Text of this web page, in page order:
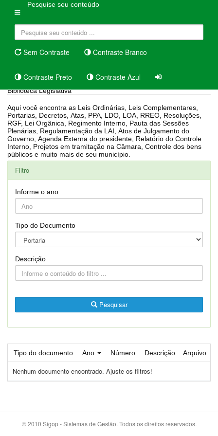
Pesquise seu conteúdo
Sem Contraste Contraste Branco
Contraste Preto Contraste Azul
Biblioteca Legislativa
Aqui você encontra as Leis Ordinárias, Leis Complementares,
Portarias, Decretos, Atas, PPA, LDO, LOA, RREO, Resoluções,
RGF, Lei Orgânica, Regimento Interno, Pauta das Sessões
Plenárias, Regulamentação da LAI, Atos de Julgamento do
Governo, Agenda Externa do presidente, Relatório do Controle
Interno, Projetos em tramitação na Câmara, Controle dos bens
públicos e muito mais de seu município.
Filtro
Informe o ano
Tipo do Documento
Descrição
Pesquisar
Tipo do documento Ano Número Descrição Arquivo
Nenhum documento encontrado. Ajuste os filtros!
© 2010 Sigop - Sistemas de Gestão. Todos os direitos reservados.